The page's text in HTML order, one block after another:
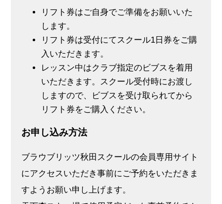
リフト券はご自身でご準備をお願いいた
します。
リフト券は受付にてスクール1日券をご購
入いただきます。
レッスン中はクラブ指定のビブスを着用
いただきます。スクール受付時にお渡し
しますので、ビブスを受け取られてから
リフト券をご購入ください。
お申し込み方法
ブラウブリッツ秋田スクールの会員専用サイト
にアクセスいただき事前にご予約をいただきま
すようお願い申し上げます。